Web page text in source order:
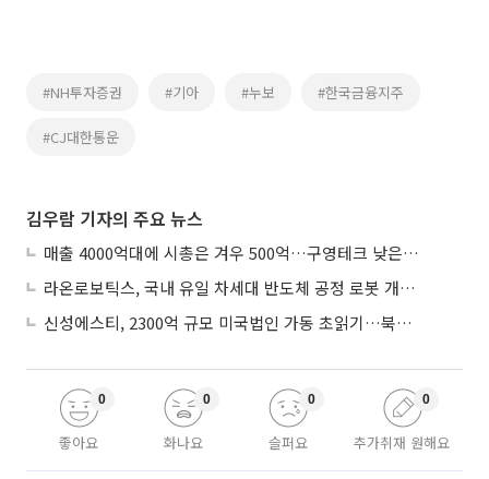
#NH투자증권 #기아 #누보 #한국금융지주
#CJ대한통운
김우람 기자의 주요 뉴스
매출 4000억대에 시총은 겨우 500억…구영테크 낮은 몸값에 저가 승계 마무리
라온로보틱스, 국내 유일 차세대 반도체 공정 로봇 개발 ‘고객사 테스트 진행’
신성에스티, 2300억 규모 미국법인 가동 초읽기…북미 ESS 공략 본격화
좋아요
0
화나요
0
슬퍼요
0
추가취재 원해요
0